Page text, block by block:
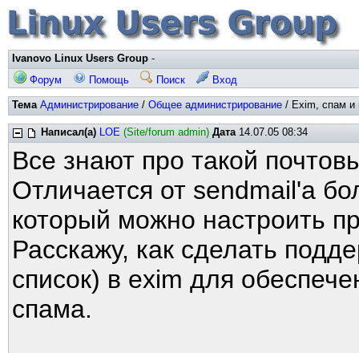
Ivanovo Linux Users Group -
Форум
Помощь Поиск Вход
Тема Администрирование / Общее администрирование / Exim, спам и
Написал(а) LOE (Site/forum admin) Дата14.07.05 08:34
Все знают про такой
Отличается от sendmail'а
который можно настроить
Расскажу, как сделать
список) в exim для
спама.